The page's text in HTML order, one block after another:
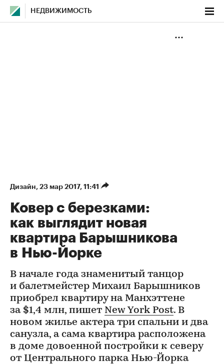
НЕДВИЖИМОСТЬ
Дизайн⁠, 23 мар 2017, 11:41
Ковер с березками:
как выглядит новая
квартира Барышникова
в Нью-Йорке
В начале года знаменитый танцор
и балетмейстер Михаил Барышников
приобрел квартиру на Манхэттене
за $1,4 млн, пишет New York Post. В
новом жилье актера три спальни и два
санузла, а сама квартира расположена
в доме довоенной постройки к северу
от Центрального парка Нью-Йорка